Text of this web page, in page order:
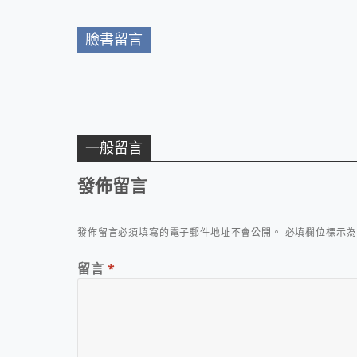
臉書留言
一般留言
發佈留言
發佈留言必須填寫的電子郵件地址不會公開。 必填欄位標示
留言 *